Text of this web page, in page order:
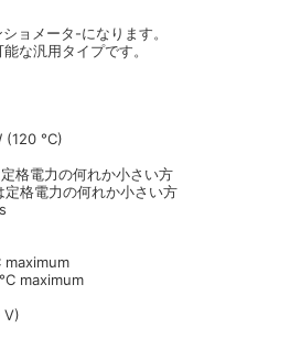
ョメータ-になります。
な汎用タイプです。
(120 °C)
格電力の何れか小さい方
格電力の何れか小さい方
maximum
V)